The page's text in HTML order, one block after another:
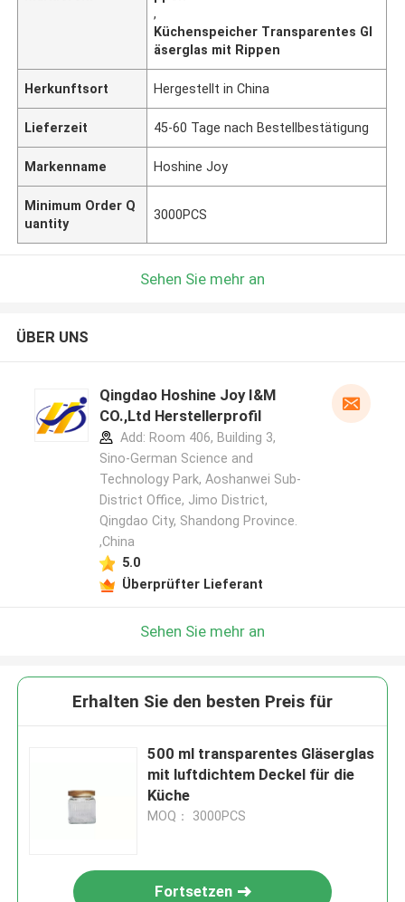
,
Küchenspeicher Transparentes Gl
äserglas mit Rippen
Herkunftsort Hergestellt in China
Lieferzeit 45-60 Tage nach Bestellbestätigung
Markenname Hoshine Joy
Minimum Order Q
uantity
3000PCS
Sehen Sie mehr an
ÜBER UNS
Qingdao Hoshine Joy I&M
CO.,Ltd Herstellerprofil
Add: Room 406, Building 3,
Sino-German Science and
Technology Park, Aoshanwei Sub-
District Office, Jimo District,
Qingdao City, Shandong Province.
,China
5.0
Überprüfter Lieferant
Sehen Sie mehr an
Erhalten Sie den besten Preis für
500 ml transparentes Gläserglas
mit luftdichtem Deckel für die
Küche
MOQ： 3000PCS
Fortsetzen